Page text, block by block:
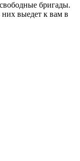
бригады.
них выедет к вам в